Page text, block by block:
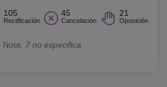
105
Rectificación
45
Cancelación
21
Oposición
Nota: 7 no especifica